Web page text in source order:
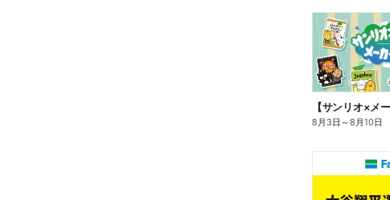
8月3日 ～8月10日